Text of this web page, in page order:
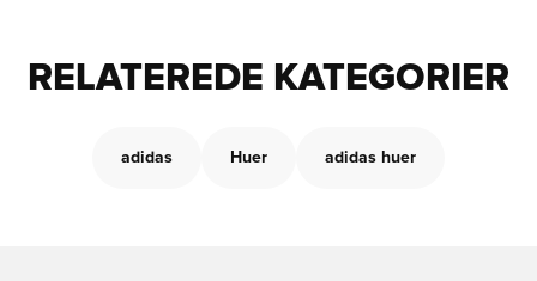
RELATEREDE KATEGORIER
adidas Huer adidas huer